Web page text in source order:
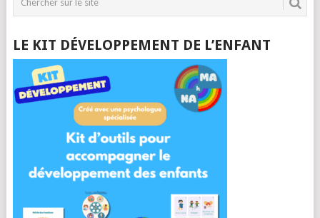
LE KIT DÉVELOPPEMENT DE L’ENFANT